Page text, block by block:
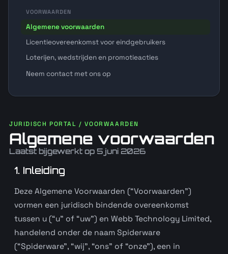
VOORWAARDEN
Algemene voorwaarden
Licentieovereenkomst voor eindgebruikers
Loterijen, wedstrijden en promotieacties
Neem contact met ons op
JURIDISCH PORTAL / VOORWAARDEN
Algemene voorwaarden
Laatst bijgewerkt op 5 juni 2026
1. Inleiding
Deze Algemene Voorwaarden (“Voorwaarden”)
vormen een juridisch bindende overeenkomst
tussen u (“u” of “uw”) en Webb Technology Limited,
handelend onder de naam Spiderware
(“Spiderware”, “wij”, “ons” of “onze”), een in